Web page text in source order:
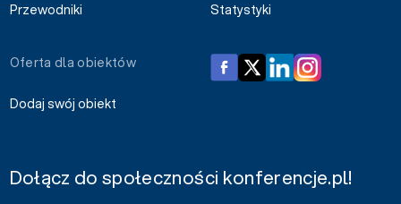
Przewodniki
Statystyki
Oferta dla obiektów
Dodaj swój obiekt
Dołącz do społeczności konferencje.pl!